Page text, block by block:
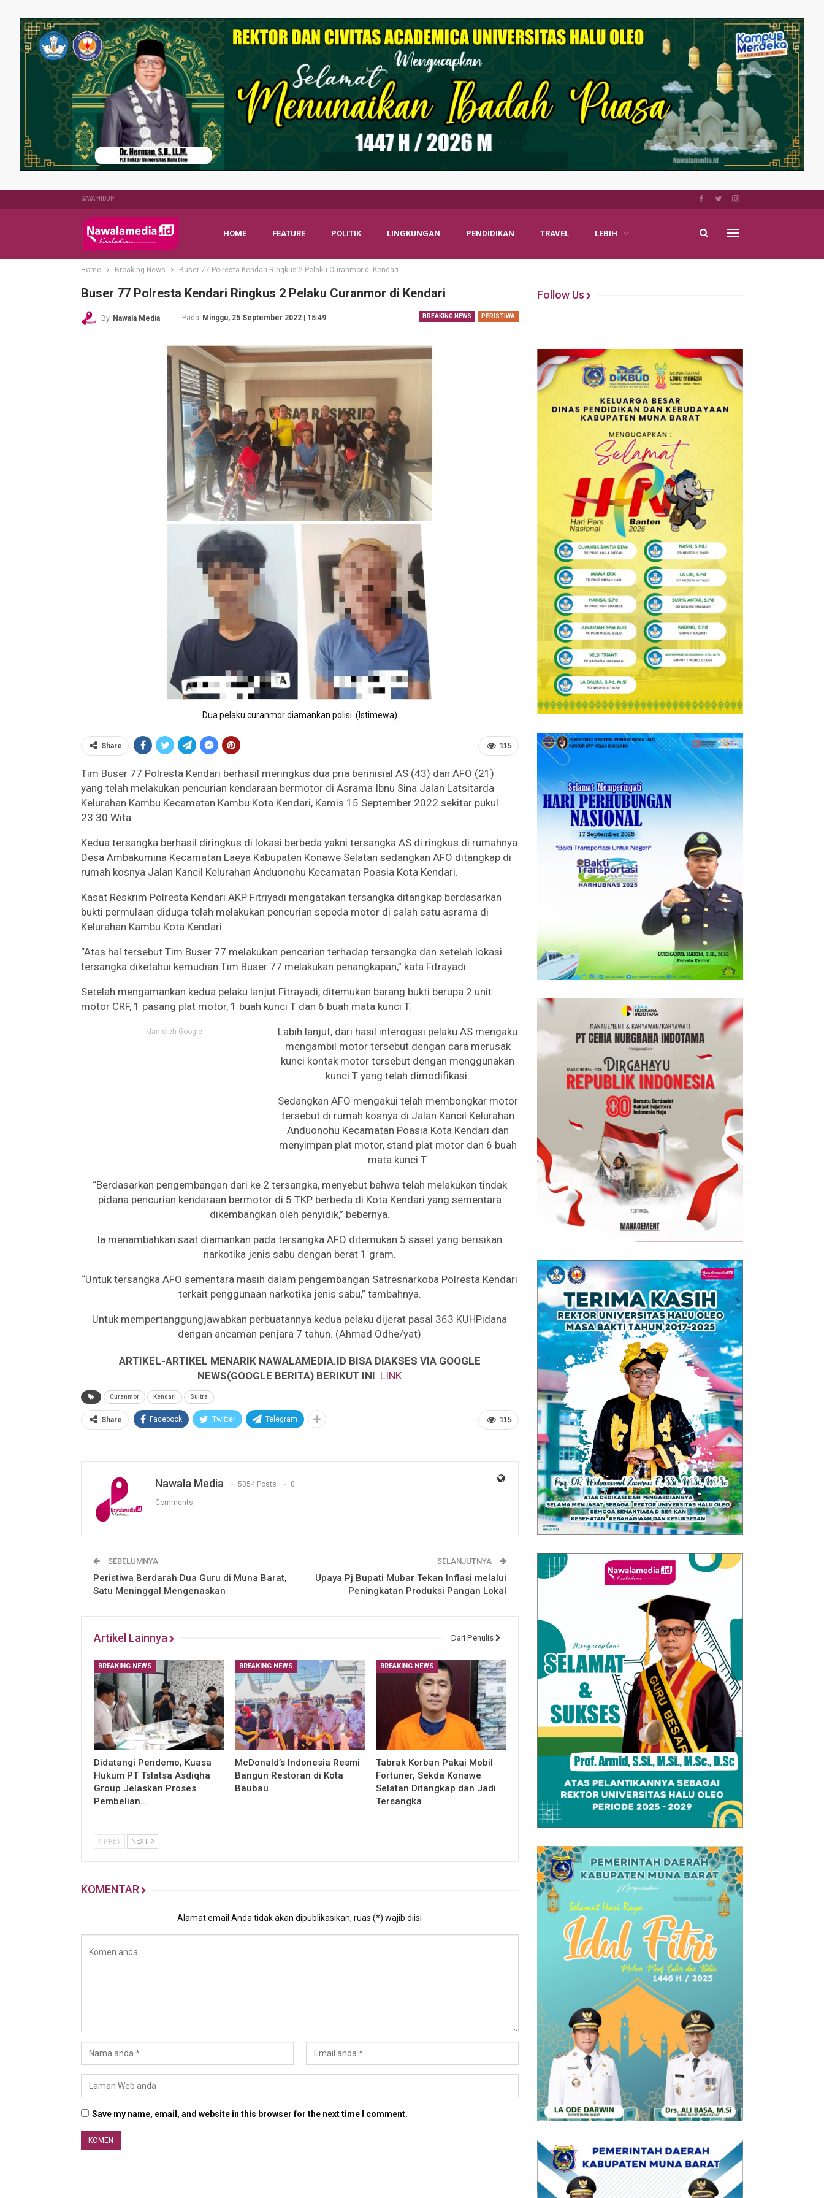
GAYA HIDUP
HOME FEATURE POLITIK LINGKUNGAN PENDIDIKAN TRAVEL LEBIH
Home Breaking News Buser 77 Polresta Kendari Ringkus 2 Pelaku Curanmor di Kendari
Buser 77 Polresta Kendari Ringkus 2 Pelaku Curanmor di Kendari
BREAKING NEWS PERISTIWA
By Nawala Media Pada Minggu, 25 September 2022 | 15:49
Dua pelaku curanmor diamankan polisi. (Istimewa)
115
Share
Tim Buser 77 Polresta Kendari berhasil meringkus dua pria berinisial AS (43) dan AFO (21)
yang telah melakukan pencurian kendaraan bermotor di Asrama Ibnu Sina Jalan Latsitarda
Kelurahan Kambu Kecamatan Kambu Kota Kendari, Kamis 15 September 2022 sekitar pukul
23.30 Wita.
Kedua tersangka berhasil diringkus di lokasi berbeda yakni tersangka AS di ringkus di rumahnya
Desa Ambakumina Kecamatan Laeya Kabupaten Konawe Selatan sedangkan AFO ditangkap di
rumah kosnya Jalan Kancil Kelurahan Anduonohu Kecamatan Poasia Kota Kendari.
Kasat Reskrim Polresta Kendari AKP Fitriyadi mengatakan tersangka ditangkap berdasarkan
bukti permulaan diduga telah melakukan pencurian sepeda motor di salah satu asrama di
Kelurahan Kambu Kota Kendari.
“Atas hal tersebut Tim Buser 77 melakukan pencarian terhadap tersangka dan setelah lokasi
tersangka diketahui kemudian Tim Buser 77 melakukan penangkapan,” kata Fitrayadi.
Setelah mengamankan kedua pelaku lanjut Fitrayadi, ditemukan barang bukti berupa 2 unit
motor CRF, 1 pasang plat motor, 1 buah kunci T dan 6 buah mata kunci T.
Iklan oleh Google
Labih lanjut, dari hasil interogasi pelaku AS mengaku
mengambil motor tersebut dengan cara merusak
kunci kontak motor tersebut dengan menggunakan
kunci T yang telah dimodifikasi.
Sedangkan AFO mengakui telah membongkar motor
tersebut di rumah kosnya di Jalan Kancil Kelurahan
Anduonohu Kecamatan Poasia Kota Kendari dan
menyimpan plat motor, stand plat motor dan 6 buah
mata kunci T.
“Berdasarkan pengembangan dari ke 2 tersangka, menyebut bahwa telah melakukan tindak
pidana pencurian kendaraan bermotor di 5 TKP berbeda di Kota Kendari yang sementara
dikembangkan oleh penyidik,” bebernya.
Ia menambahkan saat diamankan pada tersangka AFO ditemukan 5 saset yang berisikan
narkotika jenis sabu dengan berat 1 gram.
“Untuk tersangka AFO sementara masih dalam pengembangan Satresnarkoba Polresta Kendari
terkait penggunaan narkotika jenis sabu,” tambahnya.
Untuk mempertanggungjawabkan perbuatannya kedua pelaku dijerat pasal 363 KUHPidana
dengan ancaman penjara 7 tahun. (Ahmad Odhe/yat)
ARTIKEL-ARTIKEL MENARIK NAWALAMEDIA.ID BISA DIAKSES VIA GOOGLE
NEWS(GOOGLE BERITA) BERIKUT INI: LINK
Curanmor Kendari Sultra
115
Share Facebook Twitter Telegram
Nawala Media 5354 Posts 0
Comments
SEBELUMNYA
Peristiwa Berdarah Dua Guru di Muna Barat,
Satu Meninggal Mengenaskan
SELANJUTNYA
Upaya Pj Bupati Mubar Tekan Inflasi melalui
Peningkatan Produksi Pangan Lokal
Artikel Lainnya Dari Penulis
BREAKING NEWS
Didatangi Pendemo, Kuasa
Hukum PT Tslatsa Asdiqha
Group Jelaskan Proses
Pembelian…
BREAKING NEWS
McDonald’s Indonesia Resmi
Bangun Restoran di Kota
Baubau
BREAKING NEWS
Tabrak Korban Pakai Mobil
Fortuner, Sekda Konawe
Selatan Ditangkap dan Jadi
Tersangka
PREV NEXT
KOMENTAR
Alamat email Anda tidak akan dipublikasikan, ruas (*) wajib diisi
Save my name, email, and website in this browser for the next time I comment.
Follow Us